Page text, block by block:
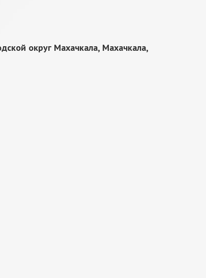
округ Махачкала, Махачкала,